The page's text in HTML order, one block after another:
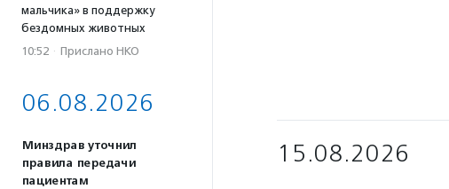
мальчика» в поддержку
бездомных животных
10:52 · Прислано НКО
06.08.2026
Минздрав уточнил
правила передачи
пациентам
15.08.2026